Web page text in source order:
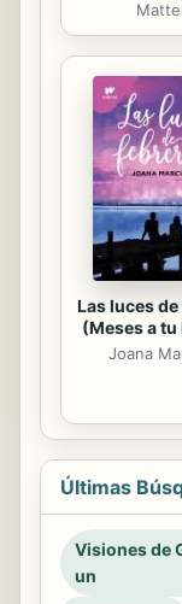
Mattel
Las luces
(Meses a tu
Joana
Últimas
Visiones de
un